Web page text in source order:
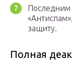
Последним
защиту.
Полная